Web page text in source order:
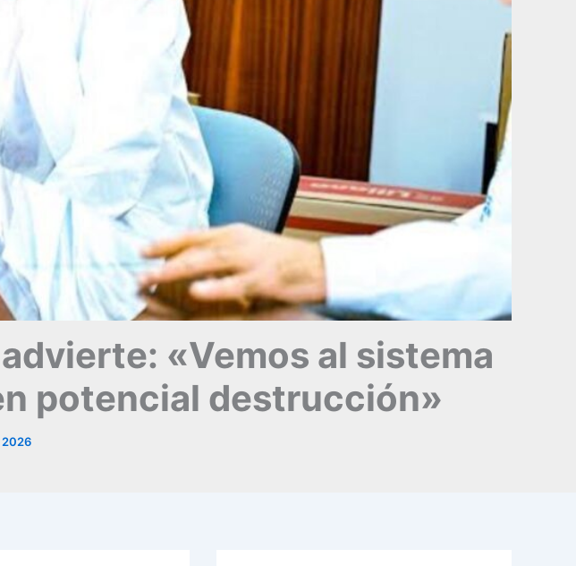
«Vemos al sistema
potencial destrucción»
2026